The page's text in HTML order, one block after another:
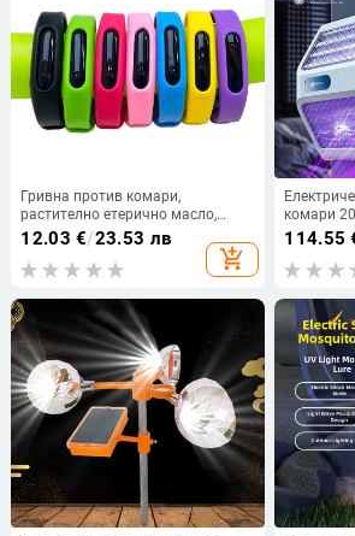
Гривна против комари,
растително етерично масло,
анти-хапка, часовник, детска, за
възрастни, преносима, за външен
артефакт, сладка, анимационна
12.03 €/23.53 лв
add_shopping_cart
комари
употреба,
дом и
114.55